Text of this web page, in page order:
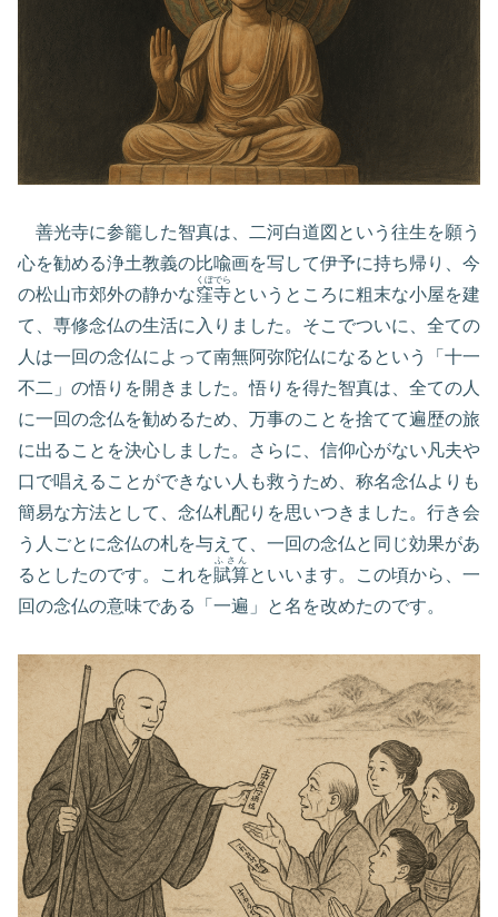
善光寺に参籠した智真は、二河白道図という往生を願う
心を勧める浄土教義の比喩画を写して伊予に持ち帰り、今
の松山市郊外の静かな窪寺
くぼでら
というところに粗末な小屋を建
て、専修念仏の生活に入りました。そこでついに、全ての
人は一回の念仏によって南無阿弥陀仏になるという「十一
不二」の悟りを開きました。悟りを得た智真は、全ての人
に一回の念仏を勧めるため、万事のことを捨てて遍歴の旅
に出ることを決心しました。さらに、信仰心がない凡夫や
口で唱えることができない人も救うため、称名念仏よりも
簡易な方法として、念仏札配りを思いつきました。行き会
う人ごとに念仏の札を与えて、一回の念仏と同じ効果があ
るとしたのです。これを賦算
ふさん
といいます。この頃から、一
回の念仏の意味である「一遍」と名を改めたのです。